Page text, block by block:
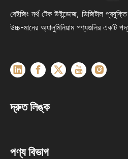
বেইজিং নর্থ টেক উইন্ডোজ, ডিজিটাল প্রযুক্তি
উচ্চ-মানের অ্যালুমিনিয়াম পণ্যগুলির একটি
দ্রুত লিঙ্ক
পণ্য বিভাগ